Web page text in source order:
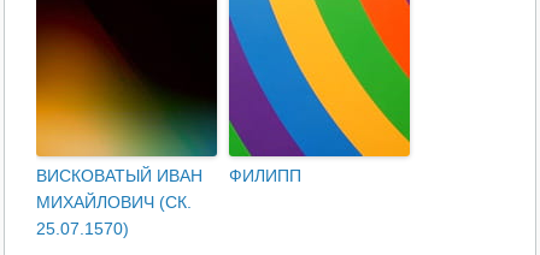
ВИСКОВАТЫЙ ИВАН
МИХАЙЛОВИЧ (СК.
25.07.1570)
ФИЛИПП